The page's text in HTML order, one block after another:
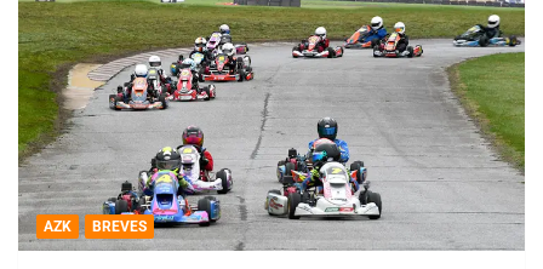
AZK BREVES